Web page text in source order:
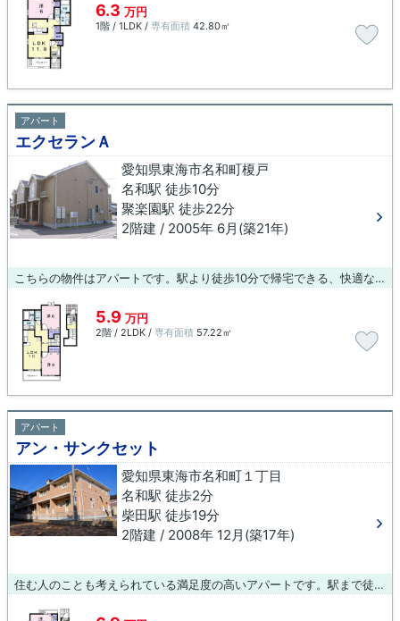
6.3 万円
1階 / 1LDK / 専有面積 42.80㎡
アパート
エクセランＡ
愛知県東海市名和町榎戸
名和駅 徒歩10分
聚楽園駅 徒歩22分
2階建 / 2005年 6月(築21年)
こちらの物件はアパートです。駅より徒歩10分で帰宅できる、快適な環境が魅力的な物件です。東海市や名和付近で、お客様のこだわりにマッチしたお部屋を探しませんか。当社が全力でお部屋探しをサポート致します。
5.9 万円
2階 / 2LDK / 専有面積 57.22㎡
アパート
アン・サンクセット
愛知県東海市名和町１丁目
名和駅 徒歩2分
柴田駅 徒歩19分
2階建 / 2008年 12月(築17年)
住む人のことも考えられている満足度の高いアパートです。駅まで徒歩2分の位置に立地する、アクセス良好な物件です。東海市エリアには、当社オススメの賃貸物件が豊富に立地しています。快適な暮らしをしたいとお考えでしたら、ぜひ当社へご連絡下さい。